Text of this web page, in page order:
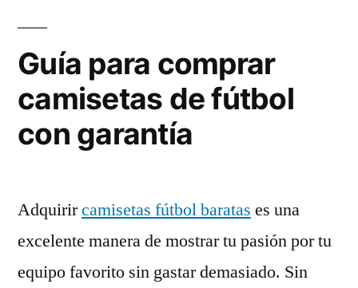
Guía para comprar
camisetas de fútbol
con garantía
Adquirircamisetas fútbol baratas es una
excelente manera de mostrar tu pasión por tu
equipo favorito sin gastar demasiado. Sin